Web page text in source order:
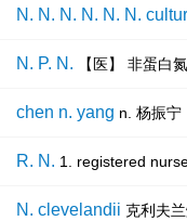
N. N. N. N. N. N.
N. P. N. 【医】 非蛋白氮
chen n. yang n. 杨振宁
R. N. 1. registered
N. clevelandii 克利夫兰